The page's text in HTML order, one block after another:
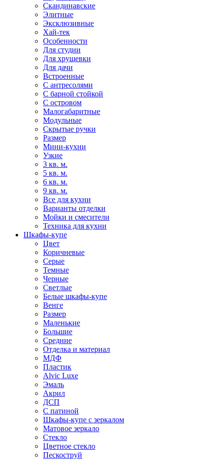
Скандинавские
Элитные
Эксклюзивные
Хай-тек
Особенности
Для студии
Для хрущевки
Для дачи
Встроенные
С антресолями
С барной стойкой
С островом
Малогабаритные
Модульные
Скрытые ручки
Размер
Мини-кухни
Узкие
3 кв. м.
5 кв. м.
6 кв. м.
9 кв. м.
Все для кухни
Варианты отделки
Мойки и смесители
Техника для кухни
Шкафы-купе
Цвет
Коричневые
Серые
Темные
Черные
Светлые
Белые шкафы-купе
Венге
Размер
Маленькие
Большие
Средние
Отделка и материал
МДФ
Пластик
Alvic Luxe
Эмаль
Акрил
ДСП
С патиной
Шкафы-купе с зеркалом
Матовое зеркало
Стекло
Цветное стекло
Пескоструй